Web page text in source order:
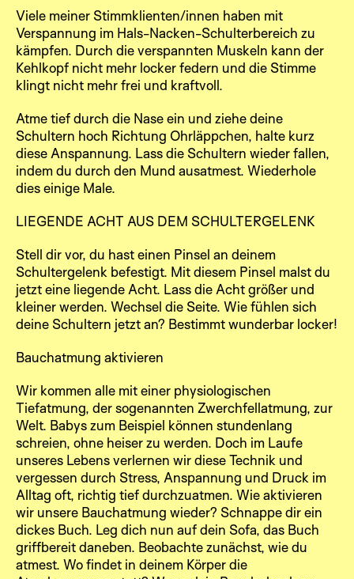
Viele meiner Stimmklienten/innen haben mit
Verspannung im Hals-Nacken-Schulterbereich zu
kämpfen. Durch die verspannten Muskeln kann der
Kehlkopf nicht mehr locker federn und die Stimme
klingt nicht mehr frei und kraftvoll.
Atme tief durch die Nase ein und ziehe deine
Schultern hoch Richtung Ohrläppchen, halte kurz
diese Anspannung. Lass die Schultern wieder fallen,
indem du durch den Mund ausatmest. Wiederhole
dies einige Male.
LIEGENDE ACHT AUS DEM SCHULTERGELENK
Stell dir vor, du hast einen Pinsel an deinem
Schultergelenk befestigt. Mit diesem Pinsel malst du
jetzt eine liegende Acht. Lass die Acht größer und
kleiner werden. Wechsel die Seite. Wie fühlen sich
deine Schultern jetzt an? Bestimmt wunderbar locker!
Bauchatmung aktivieren
Wir kommen alle mit einer physiologischen
Tiefatmung, der sogenannten Zwerchfellatmung, zur
Welt. Babys zum Beispiel können stundenlang
schreien, ohne heiser zu werden. Doch im Laufe
unseres Lebens verlernen wir diese Technik und
vergessen durch Stress, Anspannung und Druck im
Alltag oft, richtig tief durchzuatmen. Wie aktivieren
wir unsere Bauchatmung wieder? Schnappe dir ein
dickes Buch. Leg dich nun auf dein Sofa, das Buch
griffbereit daneben. Beobachte zunächst, wie du
atmest. Wo findet in deinem Körper die